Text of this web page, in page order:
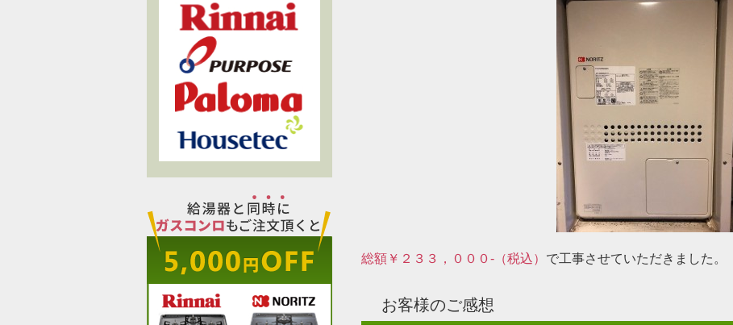
総額￥２３３，０００-（税込） で工事させていただきました。
お客様のご感想